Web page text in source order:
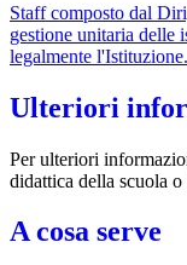
Staff composto dal
gestione unitaria delle
legalmente l'Istituzione.
Ulteriori
Per ulteriori
didattica della scuola
A cosa serve